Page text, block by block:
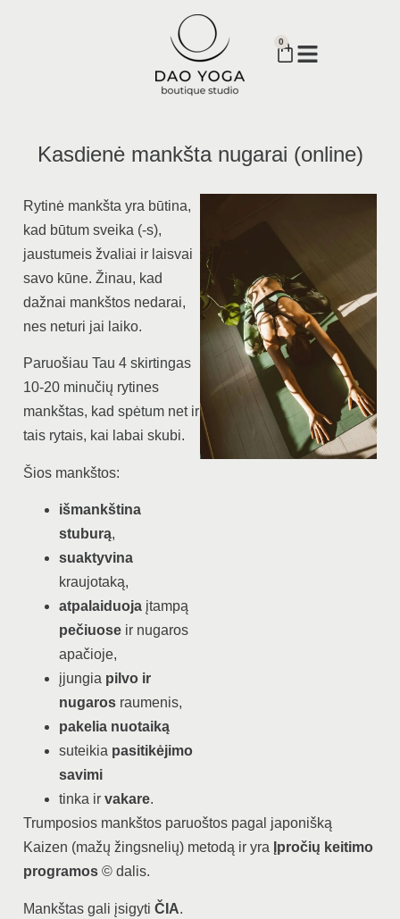
0
Kasdienė mankšta nugarai (online)
Rytinė mankšta yra būtina,
kad būtum sveika (-s),
jaustumeis žvaliai ir laisvai
savo kūne. Žinau, kad
dažnai mankštos nedarai,
nes neturi jai laiko.
Paruošiau Tau 4 skirtingas
10-20 minučių rytines
mankštas, kad spėtum net ir
tais rytais, kai labai skubi.
Šios mankštos:
išmankština
stuburą,
suaktyvina
kraujotaką,
atpalaiduoja įtampą
pečiuose ir nugaros
apačioje,
įjungia pilvo ir
nugaros raumenis,
pakelia nuotaiką
suteikia pasitikėjimo
savimi
tinka ir vakare.
Trumposios mankštos paruoštos pagal japonišką
Kaizen (mažų žingsnelių) metodą ir yra Įpročių keitimo
programos © dalis.
Mankštas gali įsigyti ČIA.